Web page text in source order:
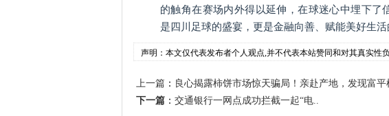
的触角在赛场内外得以延伸，在球迷心中埋下了
是四川足球的盛宴，更是金融向善、赋能美好生
声明：本文仅代表发布者个人观点,并不代表本站赞同和对其真实性
上一篇 ： 良心揭露柿饼市场惊天骗局！亲赴产地，发现富平
下一篇 ： 交通银行一网点成功拦截一起“电..